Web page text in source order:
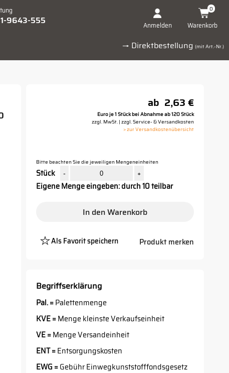
9643-555 Anmelden Warenkorb
0
→ Direktbestellung (mit Art.-Nr.)
ab 2,63 €
Euro je 1 Stück bei Abnahme ab 120 Stück
zzgl. MwSt. | zzgl. Service- & Versandkosten
> zur Versandkostenübersicht
Bitte beachten Sie die jeweiligen Mengeneinheiten
Stück - +
Eigene Menge eingeben: durch 10 teilbar
In den Warenkorb
Als Favorit speichern
Platzhalter
Produkt merken
Begriffserklärung
Pal. =Palettenmenge
KVE =Menge kleinste Verkaufseinheit
VE =Menge Versandeinheit
ENT =Entsorgungskosten
EWG =Gebühr Einwegkunststofffondsgesetz